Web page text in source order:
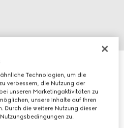
18k Gold
Technologien, um die
verbessern, die Nutzung der
unseren Marketingaktivitäten zu
unsere Inhalte auf Ihren
Durch die weitere Nutzung dieser
zu.